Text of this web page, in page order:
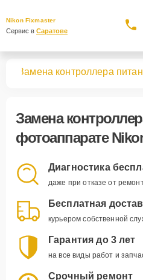
Nikon Fixmaster
Сервис в Саратове
Замена контроллера
Замена
фотоаппарате
Диагностика
даже при отказе от
Бесплатная
курьером собственной
Гарантия до 3 лет
на все виды работ и
Срочный ремонт